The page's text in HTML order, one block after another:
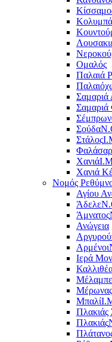
Ομαλός
Παλαιά
Σαμαριά
Σαμαριά
Σούδα
Στάλος
Χανιά
Χανιά
Νομός
Αγίου
Άδελε
Άμνατος
Ανώγεια
Αρμένοι
Ιερά
Μπαλί
Πλακιάς
Πλακιάς